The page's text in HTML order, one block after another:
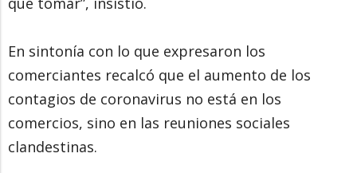
En sintonía con lo que expresaron los
comerciantes recalcó que el aumento de los
contagios de coronavirus no está en los
comercios, sino en las reuniones sociales
clandestinas.